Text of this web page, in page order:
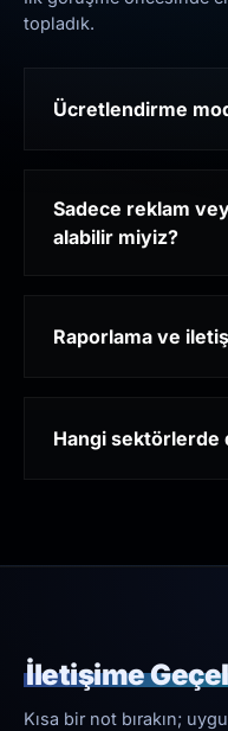
topladık.
Ücretlendirme
Sadece reklam
alabilir miyiz?
Raporlama ve
Hangi sektörlerde
İletişime
Kısa bir not bırakın;